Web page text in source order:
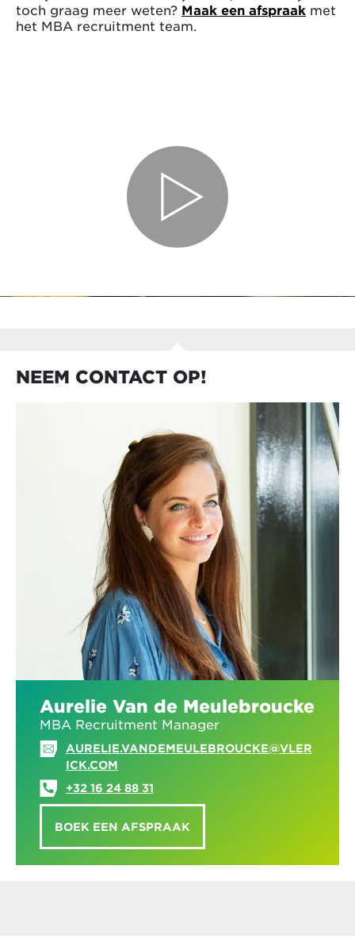
toch graag meer weten? Maak een afspraak met
het MBA recruitment team.
NEEM CONTACT OP!
Aurelie Van de Meulebroucke
MBA Recruitment Manager
AURELIE.VANDEMEULEBROUCKE@VLER
ICK.COM
+32 16 24 88 31
BOEK EEN AFSPRAAK